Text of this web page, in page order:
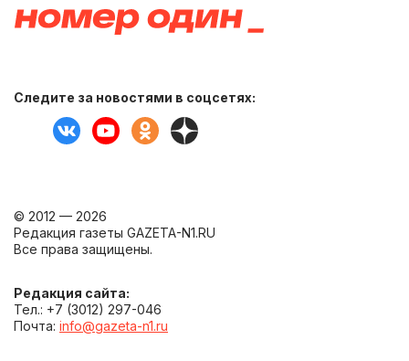
Следите за новостями в соцсетях:
© 2012 — 2026
Редакция газеты GAZETA-N1.RU
Все права защищены.
Редакция сайта:
Тел.: +7 (3012) 297-046
Почта: info@gazeta-n1.ru